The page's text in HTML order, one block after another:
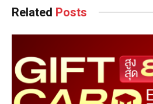
Related Posts